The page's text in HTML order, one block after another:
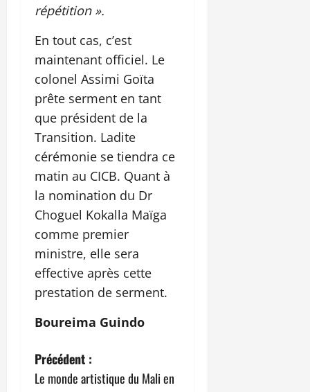
répétition ».
En tout cas, c’est
maintenant officiel. Le
colonel Assimi Goïta
prête serment en tant
que président de la
Transition. Ladite
cérémonie se tiendra ce
matin au CICB. Quant à
la nomination du Dr
Choguel Kokalla Maïga
comme premier
ministre, elle sera
effective après cette
prestation de serment.
Boureima Guindo
N
Précédent :
Le monde artistique du Mali en